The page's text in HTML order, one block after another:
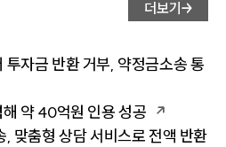
더보기
자금 반환 거부, 약정금소송 통
약 40억원 인용 성공
, 맞춤형 상담 서비스로 전액 반환